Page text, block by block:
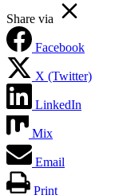
Share via
Facebook
X (Twitter)
LinkedIn
Mix
Email
Print